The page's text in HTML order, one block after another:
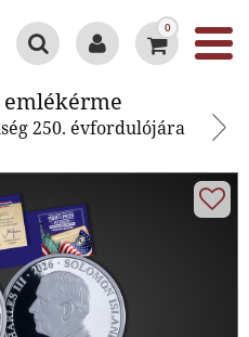
0
emlékérme
250. évfordulójára
emlékérme